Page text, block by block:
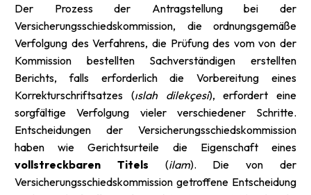
Der Prozess der Antragstellung bei der
Versicherungsschiedskommission, die ordnungsgemäße
Verfolgung des Verfahrens, die Prüfung des vom von der
Kommission bestellten Sachverständigen erstellten
Berichts, falls erforderlich die Vorbereitung eines
Korrekturschriftsatzes (ıslah dilekçesi), erfordert eine
sorgfältige Verfolgung vieler verschiedener Schritte.
Entscheidungen der Versicherungsschiedskommission
haben wie Gerichtsurteile die Eigenschaft eines
vollstreckbaren Titels (ilam). Die von der
Versicherungsschiedskommission getroffene Entscheidung